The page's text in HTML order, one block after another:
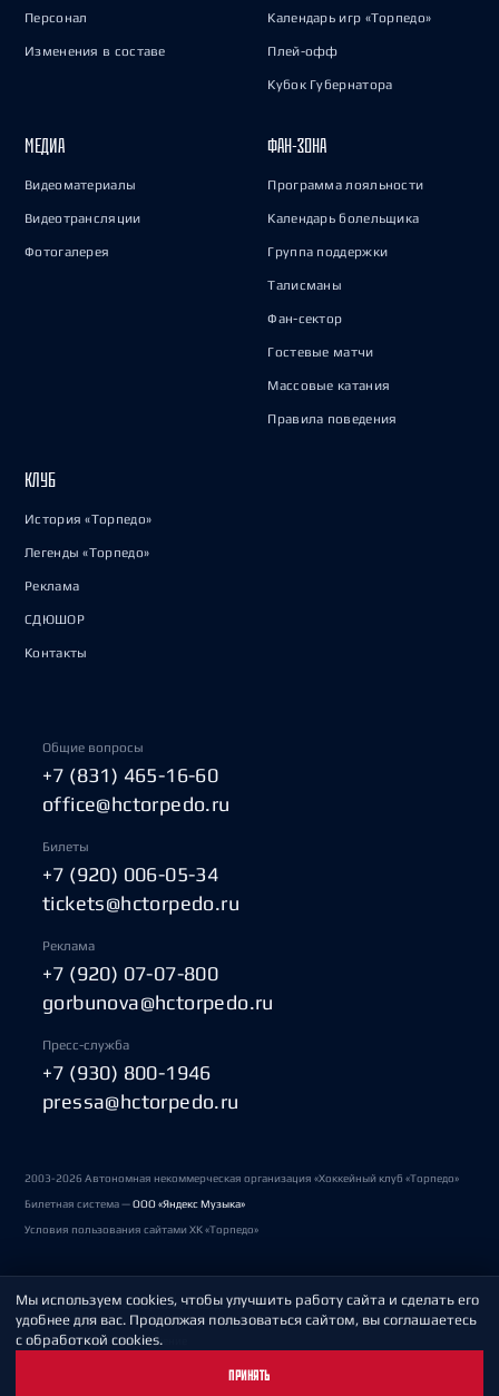
Персонал
Изменения в составе
Календарь игр «Торпедо»
Плей-офф
Кубок Губернатора
МЕДИА
Видеоматериалы
Видеотрансляции
Фотогалерея
ФАН-ЗОНА
Программа лояльности
Календарь болельщика
Группа поддержки
Талисманы
Фан-сектор
Гостевые матчи
Массовые катания
Правила поведения
КЛУБ
История «Торпедо»
Легенды «Торпедо»
Реклама
СДЮШОР
Контакты
Общие вопросы
+7 (831) 465-16-60
office@hctorpedo.ru
Билеты
+7 (920) 006-05-34
tickets@hctorpedo.ru
Реклама
+7 (920) 07-07-800
gorbunova@hctorpedo.ru
Пресс-служба
+7 (930) 800-1946
pressa@hctorpedo.ru
2003-2026 Автономная некоммерческая организация «Хоккейный клуб «Торпедо»
Билетная система —ООО «Яндекс Музыка»
Условия пользования сайтами ХК «Торпедо»
Политика обработки персональных данных
Пользовательское соглашение
Мы используем cookies, чтобы улучшить работу сайта и сделать его
удобнее для вас. Продолжая пользоваться сайтом, вы соглашаетесь
с обработкой cookies.
ПРИНЯТЬ